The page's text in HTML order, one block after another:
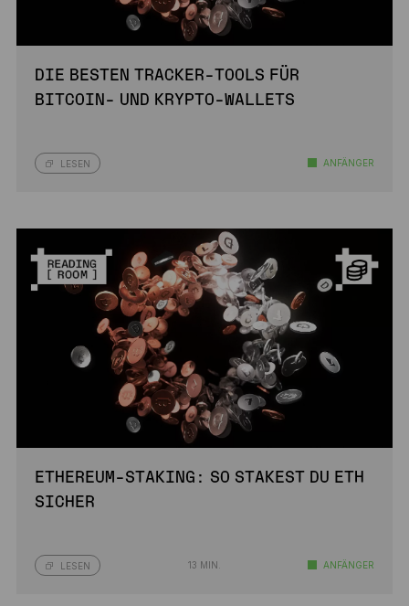
DIE BESTEN TRACKER-TOOLS FÜR
BITCOIN- UND KRYPTO-WALLETS
LESEN ANFÄNGER
ETHEREUM-STAKING: SO STAKEST DU ETH
SICHER
LESEN 13 MIN. ANFÄNGER